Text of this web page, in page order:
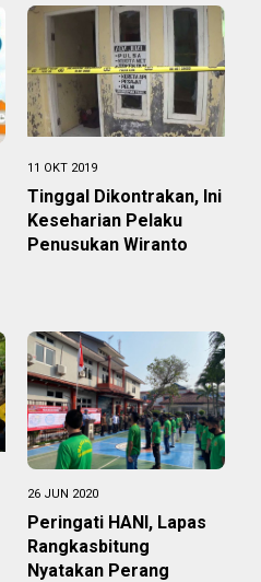
11 OKT 2019
Tinggal Dikontrakan, Ini
Keseharian Pelaku
Penusukan Wiranto
26 JUN 2020
Peringati HANI, Lapas
Rangkasbitung
Nyatakan Perang